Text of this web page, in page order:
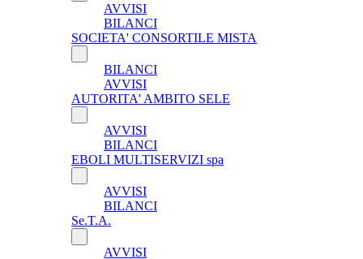
AVVISI
BILANCI
SOCIETA' CONSORTILE MISTA
BILANCI
AVVISI
AUTORITA' AMBITO SELE
AVVISI
BILANCI
EBOLI MULTISERVIZI spa
AVVISI
BILANCI
Se.T.A.
AVVISI